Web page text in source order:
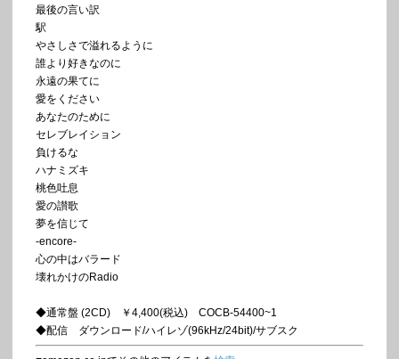
最後の言い訳
駅
やさしさで溢れるように
誰より好きなのに
永遠の果てに
愛をください
あなたのために
セレブレイション
負けるな
ハナミズキ
桃色吐息
愛の讃歌
夢を信じて
-encore-
心の中はバラード
壊れかけのRadio
◆通常盤 (2CD) ￥4,400(税込) COCB-54400~1
◆配信 ダウンロード/ハイレゾ(96kHz/24bit)/サブスク